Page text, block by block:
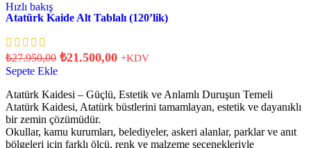
Hızlı bakış
Atatürk Kaide Alt Tablalı (120’lik)
₺27.950,00 ₺21.500,00 +KDV
Sepete Ekle
Atatürk Kaidesi – Güçlü, Estetik ve Anlamlı Duruşun Temeli
Atatürk Kaidesi, Atatürk büstlerini tamamlayan, estetik ve dayanıklı
bir zemin çözümüdür.
Okullar, kamu kurumları, belediyeler, askeri alanlar, parklar ve anıt
bölgeleri için farklı ölçü, renk ve malzeme seçenekleriyle